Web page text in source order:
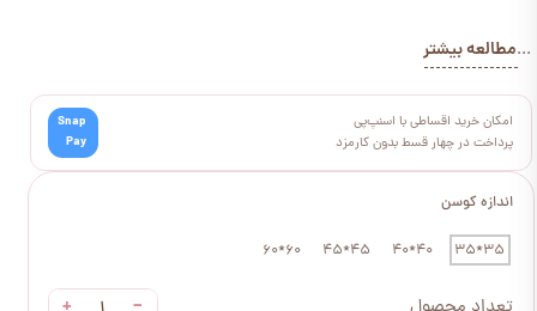
اندازه کوسن
35*35
40*40
45*45
60*60
...مطالعه بیشتر
امکان خرید اقساطی با اسنپ‌پی
پرداخت در چهار قسط بدون کارمزد
Snap
Pay